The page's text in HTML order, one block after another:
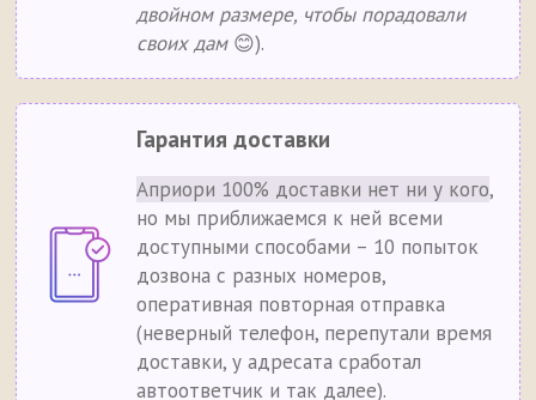
двойном размере, чтобы порадовали
своих дам😊).
Гарантия доставки
Априори 100% доставки нет ни у кого,
но мы приближаемся к ней всеми
доступными способами – 10 попыток
дозвона с разных номеров,
оперативная повторная отправка
(неверный телефон, перепутали время
доставки, у адресата сработал
автоответчик и так далее).